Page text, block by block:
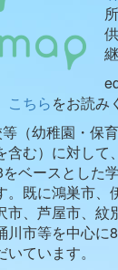
こちらをお読み
（幼稚園・保
含む）に対して
ベースとした
。既に鴻巣市、
市、芦屋市、紋
川市等を中心に
ています。